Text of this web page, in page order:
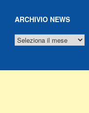
ARCHIVIO NEWS
ARCHIVIO
NEWS